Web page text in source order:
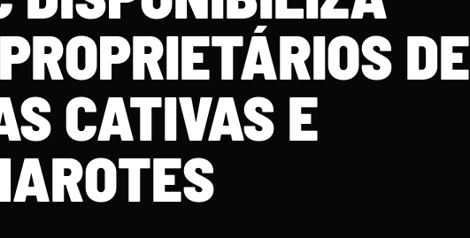
DE
CATIVAS E